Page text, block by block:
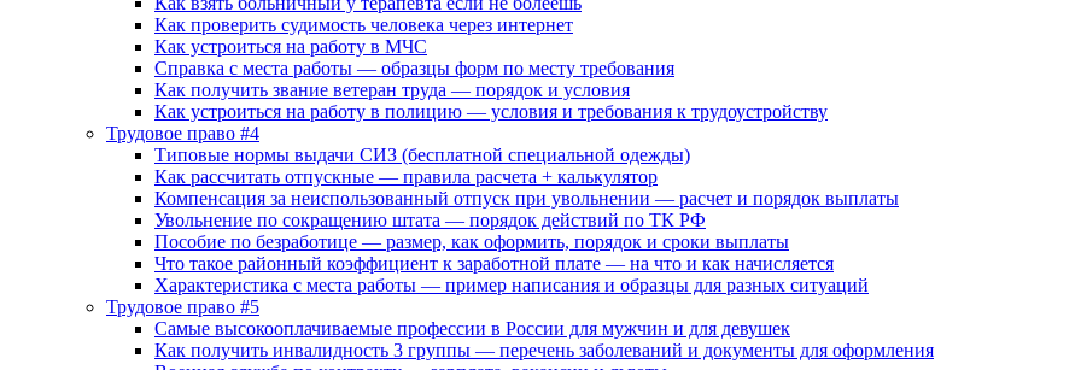
Как проверить судимость человека через интернет
Как устроиться на работу в МЧС
Справка с места работы — образцы форм по месту требования
Как получить звание ветеран труда — порядок и условия
Как устроиться на работу в полицию — условия и требования к трудоустройству
Трудовое право #4
Типовые нормы выдачи СИЗ (бесплатной специальной одежды)
Как рассчитать отпускные — правила расчета + калькулятор
Компенсация за неиспользованный отпуск при увольнении — расчет и порядок выплаты
Увольнение по сокращению штата — порядок действий по ТК РФ
Пособие по безработице — размер, как оформить, порядок и сроки выплаты
Что такое районный коэффициент к заработной плате — на что и как начисляется
Характеристика с места работы — пример написания и образцы для разных ситуаций
Трудовое право #5
Самые высокооплачиваемые профессии в России для мужчин и для девушек
Как получить инвалидность 3 группы — перечень заболеваний и документы для оформления